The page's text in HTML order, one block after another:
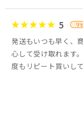
5
発送もいつも早く、
心して受け取れます
度もリピート買いして